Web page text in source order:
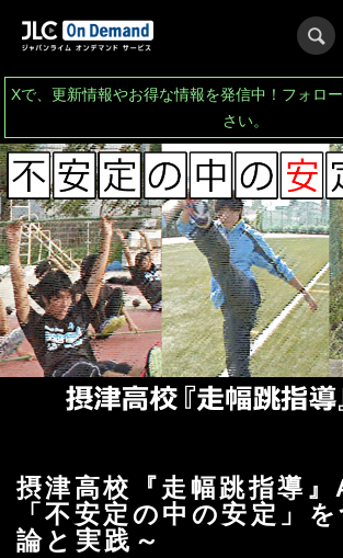
Xで、更新情報やお得な情報を発信中！フォロ
さい。
摂津高校『走幅跳指導
「不安定の中の安定」
論と実践～